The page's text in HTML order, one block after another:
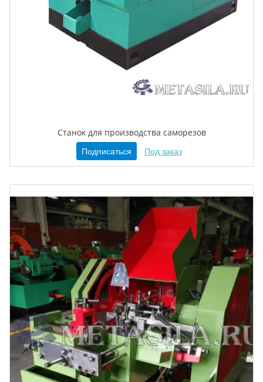
Станок для производства саморезов
Подписаться Под заказ